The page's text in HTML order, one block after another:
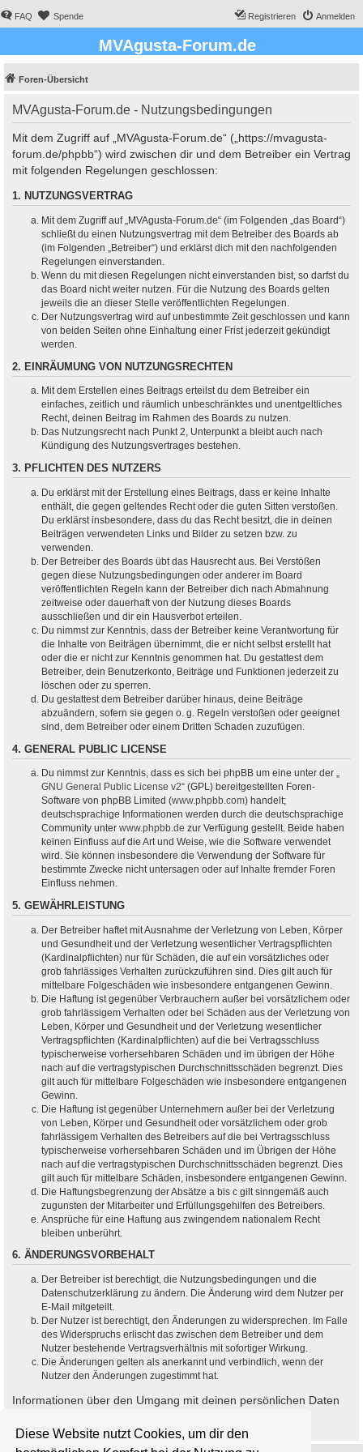
Diese Website nutzt Cookies, um dir den
FAQ Spende Anmelden
Registrieren
MVAgusta-Forum.de
Foren-Übersicht
MVAgusta-Forum.de - Nutzungsbedingungen
Mit dem Zugriff auf „MVAgusta-Forum.de“ („https://mvagusta-
forum.de/phpbb“) wird zwischen dir und dem Betreiber ein Vertrag
mit folgenden Regelungen geschlossen:
1. NUTZUNGSVERTRAG
Mit dem Zugriff auf „MVAgusta-Forum.de“ (im Folgenden „das Board“)
schließt du einen Nutzungsvertrag mit dem Betreiber des Boards ab
(im Folgenden „Betreiber“) und erklärst dich mit den nachfolgenden
Regelungen einverstanden.
Wenn du mit diesen Regelungen nicht einverstanden bist, so darfst du
das Board nicht weiter nutzen. Für die Nutzung des Boards gelten
jeweils die an dieser Stelle veröffentlichten Regelungen.
Der Nutzungsvertrag wird auf unbestimmte Zeit geschlossen und kann
von beiden Seiten ohne Einhaltung einer Frist jederzeit gekündigt
werden.
2. EINRÄUMUNG VON NUTZUNGSRECHTEN
Mit dem Erstellen eines Beitrags erteilst du dem Betreiber ein
einfaches, zeitlich und räumlich unbeschränktes und unentgeltliches
Recht, deinen Beitrag im Rahmen des Boards zu nutzen.
Das Nutzungsrecht nach Punkt 2, Unterpunkt a bleibt auch nach
Kündigung des Nutzungsvertrages bestehen.
3. PFLICHTEN DES NUTZERS
Du erklärst mit der Erstellung eines Beitrags, dass er keine Inhalte
enthält, die gegen geltendes Recht oder die guten Sitten verstoßen.
Du erklärst insbesondere, dass du das Recht besitzt, die in deinen
Beiträgen verwendeten Links und Bilder zu setzen bzw. zu
verwenden.
Der Betreiber des Boards übt das Hausrecht aus. Bei Verstößen
gegen diese Nutzungsbedingungen oder anderer im Board
veröffentlichten Regeln kann der Betreiber dich nach Abmahnung
zeitweise oder dauerhaft von der Nutzung dieses Boards
ausschließen und dir ein Hausverbot erteilen.
Du nimmst zur Kenntnis, dass der Betreiber keine Verantwortung für
die Inhalte von Beiträgen übernimmt, die er nicht selbst erstellt hat
oder die er nicht zur Kenntnis genommen hat. Du gestattest dem
Betreiber, dein Benutzerkonto, Beiträge und Funktionen jederzeit zu
löschen oder zu sperren.
Du gestattest dem Betreiber darüber hinaus, deine Beiträge
abzuändern, sofern sie gegen o. g. Regeln verstoßen oder geeignet
sind, dem Betreiber oder einem Dritten Schaden zuzufügen.
4. GENERAL PUBLIC LICENSE
Du nimmst zur Kenntnis, dass es sich bei phpBB um eine unter der „
GNU General Public License v2“ (GPL) bereitgestellten Foren-
Software von phpBB Limited (www.phpbb.com) handelt;
deutschsprachige Informationen werden durch die deutschsprachige
Community unter www.phpbb.de zur Verfügung gestellt. Beide haben
keinen Einfluss auf die Art und Weise, wie die Software verwendet
wird. Sie können insbesondere die Verwendung der Software für
bestimmte Zwecke nicht untersagen oder auf Inhalte fremder Foren
Einfluss nehmen.
5. GEWÄHRLEISTUNG
Der Betreiber haftet mit Ausnahme der Verletzung von Leben, Körper
und Gesundheit und der Verletzung wesentlicher Vertragspflichten
(Kardinalpflichten) nur für Schäden, die auf ein vorsätzliches oder
grob fahrlässiges Verhalten zurückzuführen sind. Dies gilt auch für
mittelbare Folgeschäden wie insbesondere entgangenen Gewinn.
Die Haftung ist gegenüber Verbrauchern außer bei vorsätzlichem oder
grob fahrlässigem Verhalten oder bei Schäden aus der Verletzung von
Leben, Körper und Gesundheit und der Verletzung wesentlicher
Vertragspflichten (Kardinalpflichten) auf die bei Vertragsschluss
typischerweise vorhersehbaren Schäden und im übrigen der Höhe
nach auf die vertragstypischen Durchschnittsschäden begrenzt. Dies
gilt auch für mittelbare Folgeschäden wie insbesondere entgangenen
Gewinn.
Die Haftung ist gegenüber Unternehmern außer bei der Verletzung
von Leben, Körper und Gesundheit oder vorsätzlichem oder grob
fahrlässigem Verhalten des Betreibers auf die bei Vertragsschluss
typischerweise vorhersehbaren Schäden und im Übrigen der Höhe
nach auf die vertragstypischen Durchschnittsschäden begrenzt. Dies
gilt auch für mittelbare Schäden, insbesondere entgangenen Gewinn.
Die Haftungsbegrenzung der Absätze a bis c gilt sinngemäß auch
zugunsten der Mitarbeiter und Erfüllungsgehilfen des Betreibers.
Ansprüche für eine Haftung aus zwingendem nationalem Recht
bleiben unberührt.
6. ÄNDERUNGSVORBEHALT
Der Betreiber ist berechtigt, die Nutzungsbedingungen und die
Datenschutzerklärung zu ändern. Die Änderung wird dem Nutzer per
E-Mail mitgeteilt.
Der Nutzer ist berechtigt, den Änderungen zu widersprechen. Im Falle
des Widerspruchs erlischt das zwischen dem Betreiber und dem
Nutzer bestehende Vertragsverhältnis mit sofortiger Wirkung.
Die Änderungen gelten als anerkannt und verbindlich, wenn der
Nutzer den Änderungen zugestimmt hat.
Informationen über den Umgang mit deinen persönlichen Daten